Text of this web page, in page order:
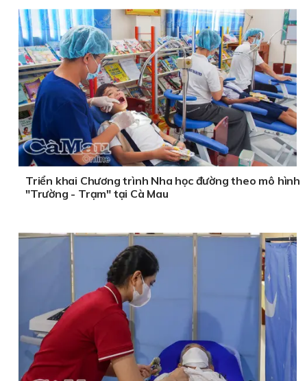
Triển khai Chương trình Nha học đường theo mô hình
"Trường - Trạm" tại Cà Mau